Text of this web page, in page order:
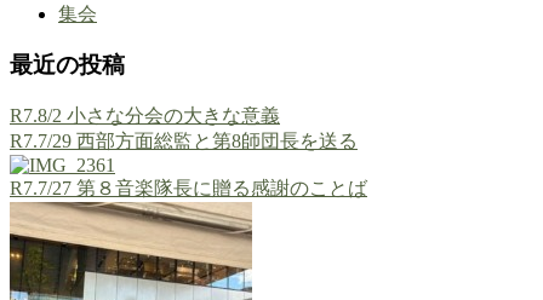
集会
最近の投稿
R7.8/2 小さな分会の大きな意義
R7.7/29 西部方面総監と第8師団長を送る
R7.7/27 第８音楽隊長に贈る感謝のことば